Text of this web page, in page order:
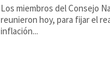
Los miembros del Consejo
reunieron hoy, para fijar el
inflación...